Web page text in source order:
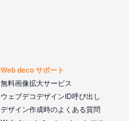
Web deco サポート
無料画像拡大サービス
ウェブデコデザインID呼び出し
デザイン作成時のよくある質問